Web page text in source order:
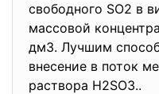
свободного SO2 в
массовой
дм3. Лучшим
внесение в поток
раствора H2SO3..